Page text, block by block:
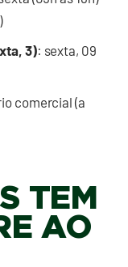
3): sexta, 09
comercial (a
TEM
AO